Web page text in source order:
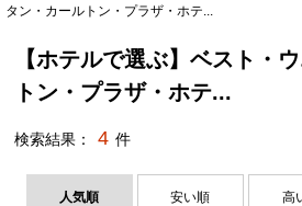
タン・カールトン・プラザ・ホテ...
【ホテルで選ぶ】ベスト・
トン・プラザ・ホテ...
検索結果： 4 件
人気順 安い順 高